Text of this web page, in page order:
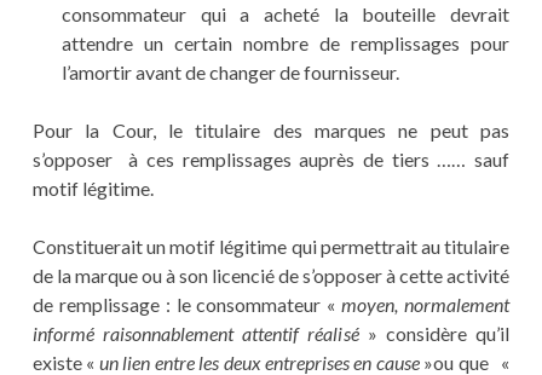
consommateur qui a acheté la bouteille devrait
attendre un certain nombre de remplissages pour
l’amortir avant de changer de fournisseur.
Pour la Cour, le titulaire des marques ne peut pas
s’opposer à ces remplissages auprès de tiers …… sauf
motif légitime.
Constituerait un motif légitime qui permettrait au titulaire
de la marque ou à son licencié de s’opposer à cette activité
de remplissage : le consommateur «moyen, normalement
informé raisonnablement attentif réalisé» considère qu’il
existe « un lien entre les deux entreprises en cause »ou que «